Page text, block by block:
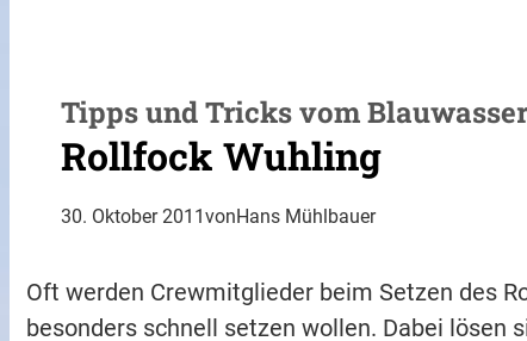
Tipps und Tricks vom
Rollfock Wuhling
30. Oktober 2011vonHans Mühlbauer
Oft werden Crewmitglieder beim Setzen des
besonders schnell setzen wollen. Dabei lösen